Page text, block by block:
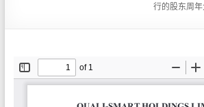
公
司
行的股东周